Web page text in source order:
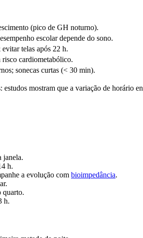
(pico de GH noturno).
escolar depende do sono.
telas após 22 h.
cardiometabólico.
sonecas curtas (< 30 min).
estudos mostram que a variação de horário
janela.
h.
a evolução com bioimpedância.
quarto.
h.